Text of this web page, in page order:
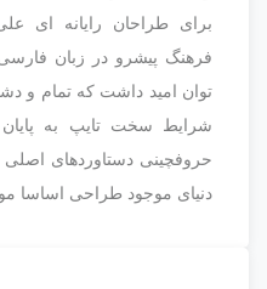
برای طراحان رایانه ای
فرهنگ پیشرو در زبان
توان امید داشت که تمام و
شرایط سخت تایپ به
حروفچینی دستاوردهای
دنیای موجود طراحی اساسا